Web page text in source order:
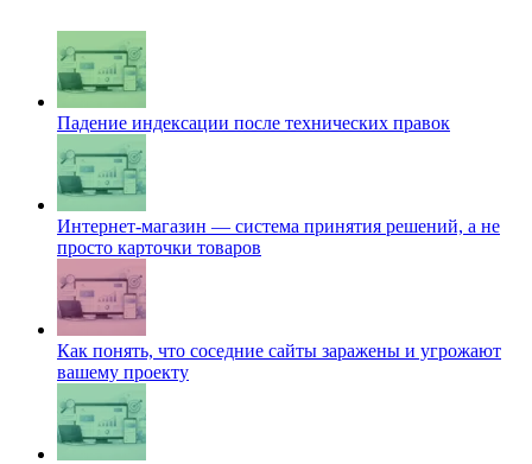
Падение индексации после технических правок
Интернет-магазин — система принятия решений, а не
просто карточки товаров
Как понять, что соседние сайты заражены и угрожают
вашему проекту